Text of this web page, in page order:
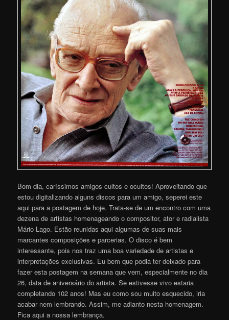
Bom dia, caríssimos amigos cultos e ocultos! Aproveitando que
estou digitalizando alguns discos para um amigo, seperei este
aqui para a postagem de hoje. Trata-se de um encontro com uma
dezena de artistas homenageando o compositor, ator e radialista
Mário Lago. Estão reunidas aqui algumas de suas mais
marcantes composições e parcerias. O disco é bem
interessante, pois nos traz uma boa variedade de artistas e
interpretações exclusivas. Eu bem que podia ter deixado para
fazer esta postagem na semana que vem, especialmente no dia
26, data de aniversário do artista. Se estivesse vivo estaria
completando 102 anos! Mas eu como sou muito esquecido, iria
acabar nem lembrando. Assim, me adianto nesta homenagem.
Fica aqui a nossa lembrança.